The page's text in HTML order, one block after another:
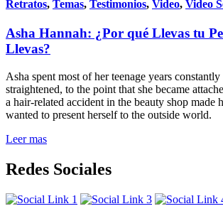
Retratos, Temas, Testimonios, Video, Video
Asha Hannah: ¿Por qué Llevas tu
Llevas?
Asha spent most of her teenage years
straightened, to the point that she became
a hair-related accident in the beauty shop made
wanted to present herself to the outside world.
Leer mas
Redes Sociales